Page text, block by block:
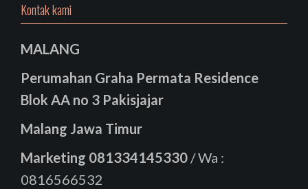
Kontak kami
MALANG
Perumahan Graha Permata Residence
Blok AA no 3 Pakisjajar
Malang Jawa Timur
Marketing 081334145330 / Wa :
0816566532